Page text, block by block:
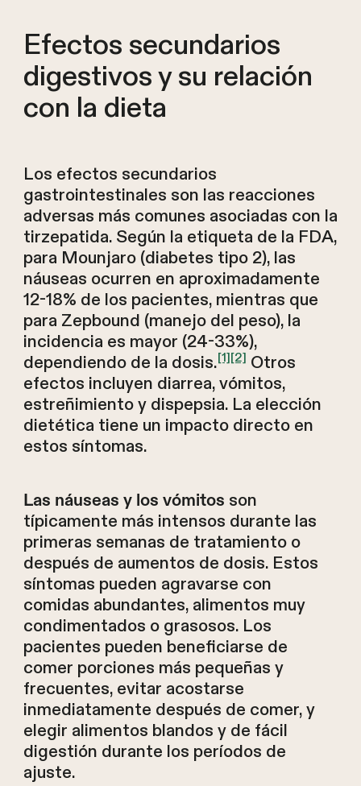
Efectos secundarios
digestivos y su relación
con la dieta
Los efectos secundarios
gastrointestinales son las reacciones
adversas más comunes asociadas con la
tirzepatida. Según la etiqueta de la FDA,
para Mounjaro (diabetes tipo 2), las
náuseas ocurren en aproximadamente
12-18% de los pacientes, mientras que
para Zepbound (manejo del peso), la
incidencia es mayor (24-33%),
dependiendo de la dosis.[1][2] Otros
efectos incluyen diarrea, vómitos,
estreñimiento y dispepsia. La elección
dietética tiene un impacto directo en
estos síntomas.
Las náuseas y los vómitos son
típicamente más intensos durante las
primeras semanas de tratamiento o
después de aumentos de dosis. Estos
síntomas pueden agravarse con
comidas abundantes, alimentos muy
condimentados o grasosos. Los
pacientes pueden beneficiarse de
comer porciones más pequeñas y
frecuentes, evitar acostarse
inmediatamente después de comer, y
elegir alimentos blandos y de fácil
digestión durante los períodos de
ajuste.